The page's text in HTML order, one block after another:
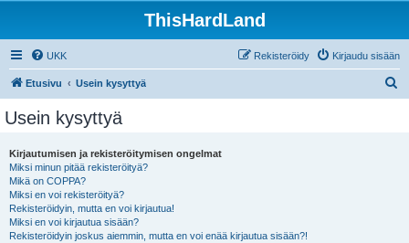
ThisHardLand
UKK Kirjaudu sisään
Rekisteröidy
Etusivu Usein kysyttyä
Usein kysyttyä
Kirjautumisen ja rekisteröitymisen ongelmat
Miksi minun pitää rekisteröityä?
Mikä on COPPA?
Miksi en voi rekisteröityä?
Rekisteröidyin, mutta en voi kirjautua!
Miksi en voi kirjautua sisään?
Rekisteröidyin joskus aiemmin, mutta en voi enää kirjautua sisään?!